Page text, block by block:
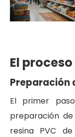
El
Preparación
El primer
preparación
resina PVC